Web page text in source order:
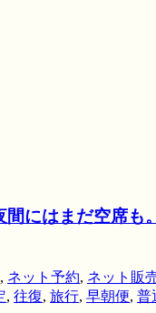
にはまだ空席
, ネット予約, ネット販
, 往復, 旅行, 早朝便, 普